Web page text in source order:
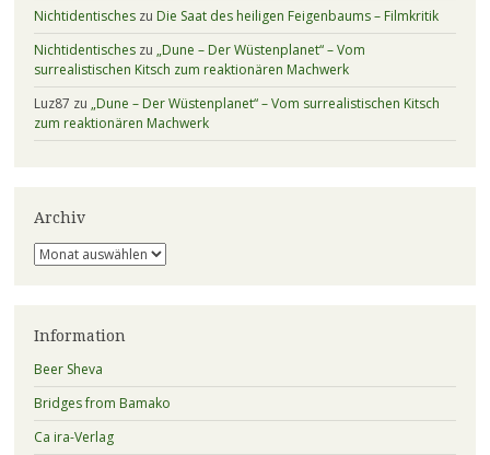
Nichtidentischeszu Die Saat des heiligen Feigenbaums – Filmkritik
Nichtidentischeszu „Dune – Der Wüstenplanet“ – Vom
surrealistischen Kitsch zum reaktionären Machwerk
Luz87 zu „Dune – Der Wüstenplanet“ – Vom surrealistischen Kitsch
zum reaktionären Machwerk
Archiv
Archiv
Information
Beer Sheva
Bridges from Bamako
Ca ira-Verlag